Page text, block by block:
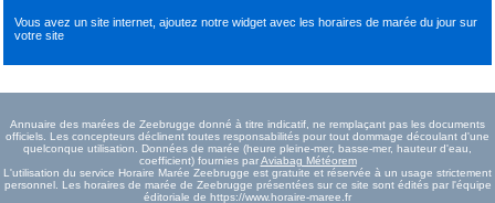
Vous avez un site internet,ajoutez notre widget avec les horaires de marée du joursur
votre site
Annuaire des marées de Zeebrugge donné à titre indicatif, ne remplaçant pas les documents
officiels. Les concepteurs déclinent toutes responsabilités pour tout dommage découlant d'une
quelconque utilisation. Données de marée (heure pleine-mer, basse-mer, hauteur d'eau,
coefficient) fournies parAviabag Météorem
L'utilisation du service Horaire Marée Zeebrugge est gratuite et réservée à un usage strictement
personnel. Les horaires de marée de Zeebrugge présentées sur ce site sont édités par l'équipe
éditoriale de https://www.horaire-maree.fr